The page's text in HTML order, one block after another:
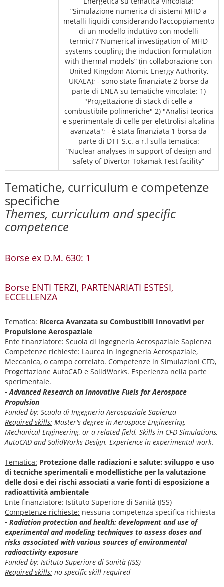
“Simulazione numerica di sistemi MHD a
metalli liquidi considerando l’accoppiamento
di un modello induttivo con modelli
termici”/“Numerical investigation of MHD
systems coupling the induction formulation
with thermal models” (in collaborazione con
United Kingdom Atomic Energy Authority,
UKAEA); - sono state finanziate 2 borse da
parte di ENEA su tematiche vincolate: 1)
"Progettazione di stack di celle a
combustibile polimeriche" 2) "Analisi teorica
e sperimentale di celle per elettrolisi alcalina
avanzata"; - è stata finanziata 1 borsa da
parte di DTT S.c. a r.l sulla tematica:
“Nuclear analyses in support of design and
safety of Divertor Tokamak Test facility”
Tematiche, curriculum e competenze
specifiche
Themes, curriculum and specific
competence
Borse ex D.M. 630: 1
Borse ENTI TERZI, PARTENARIATI ESTESI,
ECCELLENZA
Tematica: Ricerca Avanzata su Combustibili Innovativi per
Propulsione Aerospaziale
Ente finanziatore: Scuola di Ingegneria Aerospaziale Sapienza
Competenze richieste: Laurea in Ingegneria Aerospaziale,
Meccanica, o campo correlato. Competenze in Simulazioni CFD,
Progettazione AutoCAD e SolidWorks. Esperienza nella parte
sperimentale.
- Advanced Research on Innovative Fuels for Aerospace
Propulsion
Funded by: Scuola di Ingegneria Aerospaziale Sapienza
Required skills: Master's degree in Aerospace Engineering,
Mechanical Engineering, or a related field. Skills in CFD Simulations,
AutoCAD and SolidWorks Design. Experience in experimental work.
Tematica: Protezione dalle radiazioni e salute: sviluppo e uso
di tecniche sperimentali e modellistiche per la valutazione
delle dosi e dei rischi associati a varie fonti di esposizione a
radioattività ambientale
Ente finanziatore: Istituto Superiore di Sanità (ISS)
Competenze richieste: nessuna competenza specifica richiesta
- Radiation protection and health: development and use of
experimental and modeling techniques to assess doses and
risks associated with various sources of environmental
radioactivity exposure
Funded by: Istituto Superiore di Sanità (ISS)
Required skills: no specific skill required